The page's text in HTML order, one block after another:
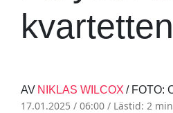
AV NIKLAS WILCOX / FOTO:
17.01.2025 / 06:00 / Lästid: 2 min